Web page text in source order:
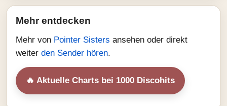
Mehr entdecken
Mehr von Pointer Sisters ansehen oder direkt
weiter den Sender hören.
🔥 Aktuelle Charts bei 1000 Discohits